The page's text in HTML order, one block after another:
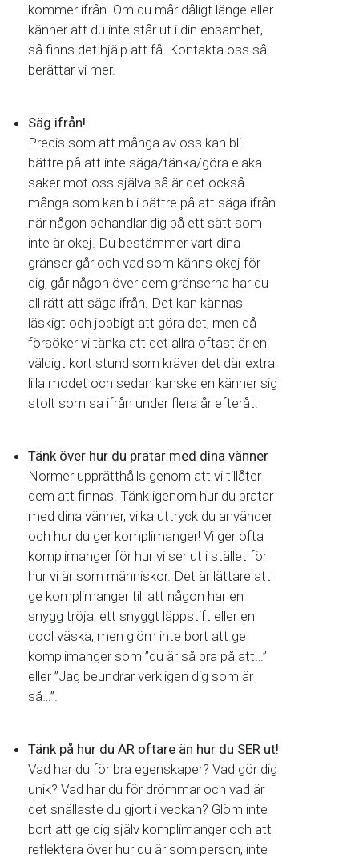
kommer ifrån. Om du mår dåligt länge eller
känner att du inte står ut i din ensamhet,
så finns det hjälp att få. Kontakta oss så
berättar vi mer.
Säg ifrån!
Precis som att många av oss kan bli
bättre på att inte säga/tänka/göra elaka
saker mot oss själva så är det också
många som kan bli bättre på att säga ifrån
när någon behandlar dig på ett sätt som
inte är okej. Du bestämmer vart dina
gränser går och vad som känns okej för
dig, går någon över dem gränserna har du
all rätt att säga ifrån. Det kan kännas
läskigt och jobbigt att göra det, men då
försöker vi tänka att det allra oftast är en
väldigt kort stund som kräver det där extra
lilla modet och sedan kanske en känner sig
stolt som sa ifrån under flera år efteråt!
Tänk över hur du pratar med dina vänner
Normer upprätthålls genom att vi tillåter
dem att finnas. Tänk igenom hur du pratar
med dina vänner, vilka uttryck du använder
och hur du ger komplimanger! Vi ger ofta
komplimanger för hur vi ser ut i stället för
hur vi är som människor. Det är lättare att
ge komplimanger till att någon har en
snygg tröja, ett snyggt läppstift eller en
cool väska, men glöm inte bort att ge
komplimanger som ”du är så bra på att…”
eller ”Jag beundrar verkligen dig som är
så…”.
Tänk på hur du ÄR oftare än hur du SER ut!
Vad har du för bra egenskaper? Vad gör dig
unik? Vad har du för drömmar och vad är
det snällaste du gjort i veckan? Glöm inte
bort att ge dig själv komplimanger och att
reflektera över hur du är som person, inte